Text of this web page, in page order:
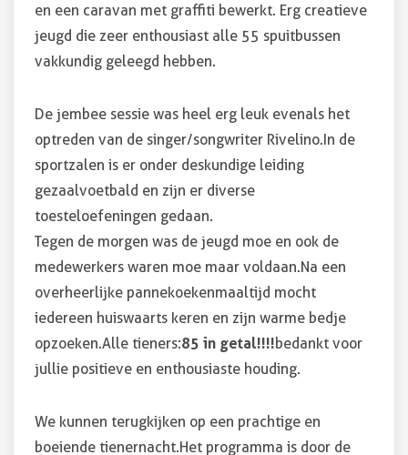
en een caravan met graffiti bewerkt. Erg creatieve
jeugd die zeer enthousiast alle 55 spuitbussen
vakkundig geleegd hebben.
De jembee sessie was heel erg leuk evenals het
optreden van de singer/songwriter Rivelino. In de
sportzalen is er onder deskundige leiding
gezaalvoetbald en zijn er diverse
toesteloefeningen gedaan.
Tegen de morgen was de jeugd moe en ook de
medewerkers waren moe maar voldaan. Na een
overheerlijke pannekoekenmaaltijd mocht
iedereen huiswaarts keren en zijn warme bedje
opzoeken. Alle tieners:85 in getal!!!!bedankt voor
jullie positieve en enthousiaste houding.
We kunnen terugkijken op een prachtige en
boeiende tienernacht. Het programma is door de